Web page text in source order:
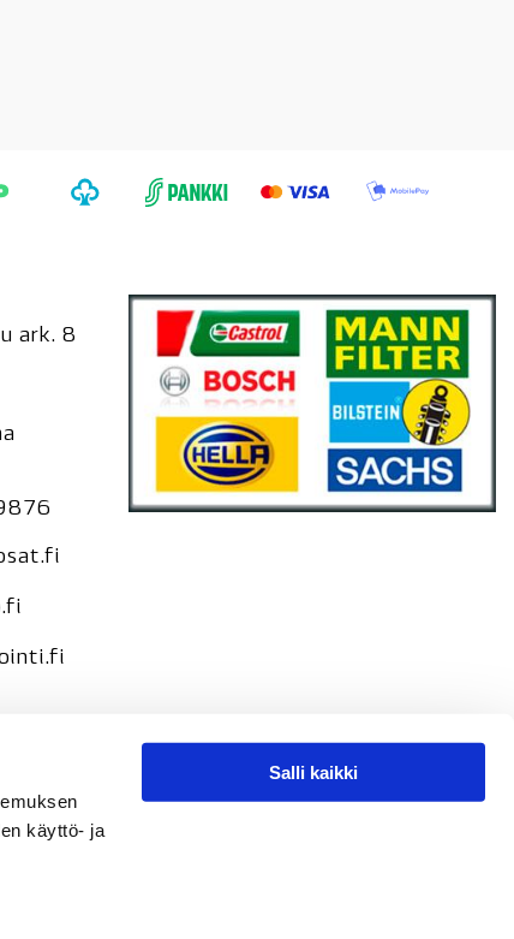
käyttö- ja
Salli kaikki
ark. 8